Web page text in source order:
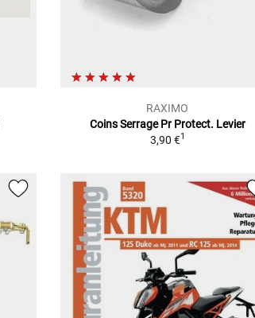
RAXIMO
Coins Serrage Pr Protect. Levier
3,90 €1